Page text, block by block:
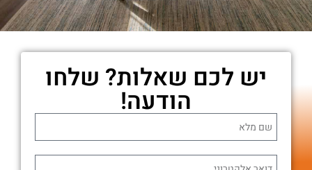
יש לכם שאלות? שלחו
הודעה!